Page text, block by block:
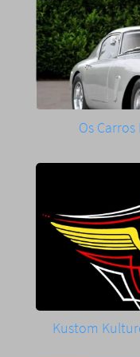
Os
Kustom